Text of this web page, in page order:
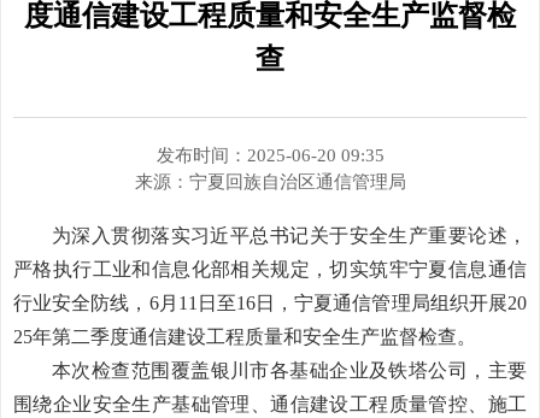
度通信建设工程质量和安全生产监督检
查
发布时间：2025-06-20 09:35
来源： 宁夏回族自治区通信管理局
为深入贯彻落实习近平总书记关于安全生产重要论述，
严格执行工业和信息化部相关规定，切实筑牢宁夏信息通信
行业安全防线， 6月11日至16日，宁夏通信管理局组织开展20
25年第二季度通信建设工程质量和安全生产监督检查。
本次检查范围覆盖银川市各基础企业及铁塔公司， 主要
围绕企业安全生产基础管理、通信建设工程质量管控、施工